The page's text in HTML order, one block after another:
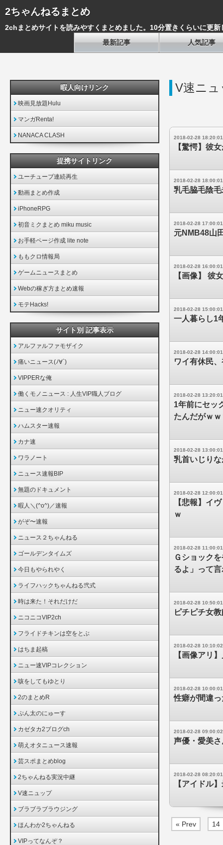
2ちゃんねるまとめ
2chまとめサイトを読みやすくまとめました。10分置きくらいに更新
最新記事
人気記事
V速ニュ
2018-02-28 18:20:01
【驚愕】彼
2018-02-28 18:00:01
乳毛脇毛陰
2018-02-28 17:00:01
元NMB48山
2018-02-28 16:00:01
【画像】 彼
2018-02-28 15:00:01
一人暮らし1
2018-02-28 14:00:01
ワイ有休民
2018-02-28 13:20:01
1年前にセッ
たんだがｗ
2018-02-28 13:00:01
乳首いじり
2018-02-28 12:00:01
【悲報】イ
ｗ
2018-02-28 11:00:01
Ｇショック
るよ」って
2018-02-28 10:50:01
ピチピチ女
2018-02-28 10:10:02
【画像アリ
2018-02-28 10:00:01
性癖が間違
2018-02-28 09:00:02
声優・愛美
2018-02-28 08:20:01
【アイドル
« Prev 14
暇人向けリンク
映画見放題Hulu
マンガRenta!
NANACA CLASH
提携サイトリンク
ユーチューブ連続再生
動画まとめ作成
iPhoneRPG
初音ミクまとめ miku music
お手軽ページ作成 lite note
ももクロ情報局
ゲームニュースまとめ
Webの稼ぎ方まとめ速報
モテHacks!
サイト別 記事表示
アルファルファモザイク
痛いニュース(ﾉ∀`)
VIPPERな俺
働くモノニュース : 人生VIP職人ブログ
ニュー速クオリティ
ハムスター速報
カナ速
ワラノート
ニュース速報BIP
無題のドキュメント
暇人＼(^o^)／速報
がぞ〜速報
ニュース２ちゃんねる
ゴールデンタイムズ
今日もやられやく
ライフハックちゃんねる弐式
時は来た！それだけだ
ニコニコVIP2ch
フライドチキンは空をとぶ
はちま起稿
ニュー速VIPコレクション
咳をしてもゆとり
2のまとめR
ぷん太のにゅーす
カゼタカ2ブログch
萌えオタニュース速報
芸スポまとめblog
2ちゃんねる実況中継
V速ニュップ
ブラブラブラウジング
ほんわか2ちゃんねる
VIPってなんぞ？